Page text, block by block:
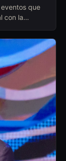
que
con la